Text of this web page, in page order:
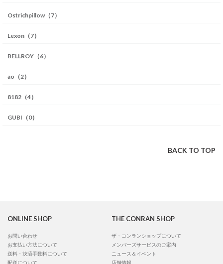
Ostrichpillow（7）
Lexon（7）
BELLROY（6）
ao（2）
8182（4）
GUBI（0）
BACK TO TOP
ONLINE SHOP
お問い合わせ
お支払い方法について
送料・決済手数料について
配送について
THE CONRAN SHOP
ザ・コンランショップについて
メンバーズサービスのご案内
ニュース＆イベント
店舗情報